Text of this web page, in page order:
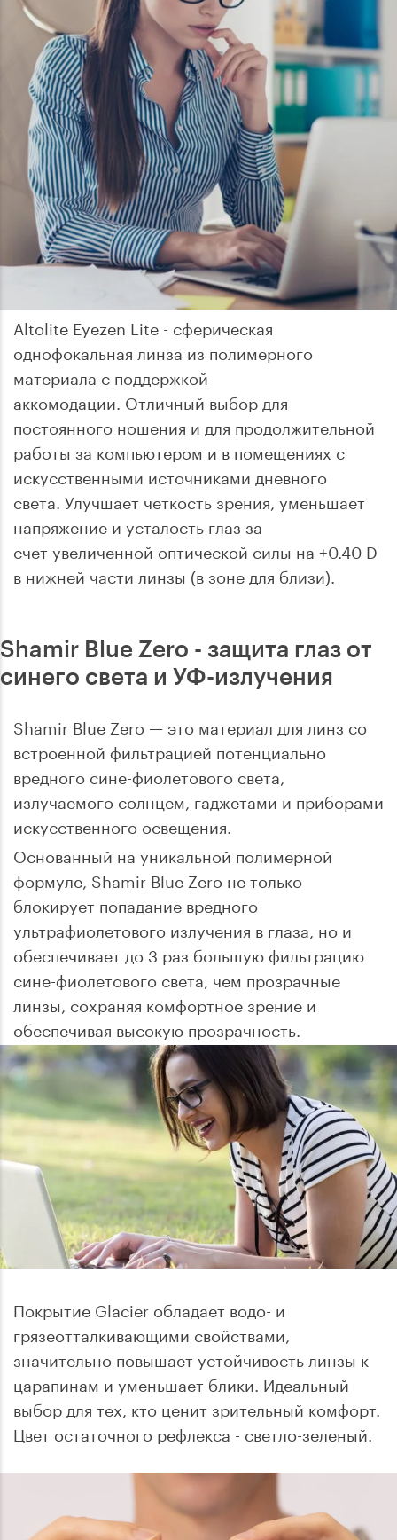
Altolite Eyezen Lite - сферическая
однофокальная линза из полимерного
материала с поддержкой
аккомодации. Отличный выбор для
постоянного ношения и для продолжительной
работы за компьютером и в помещениях с
искусственными источниками дневного
света. Улучшает четкость зрения, уменьшает
напряжение и усталость глаз за
счет увеличенной оптической силы на +0.40 D
в нижней части линзы (в зоне для близи).
Shamir Blue Zero - защита глаз от
синего света и УФ-излучения
Shamir Blue Zero — это материал для линз со
встроенной фильтрацией потенциально
вредного сине-фиолетового света,
излучаемого солнцем, гаджетами и приборами
искусственного освещения.
Основанный на уникальной полимерной
формуле, Shamir Blue Zero не только
блокирует попадание вредного
ультрафиолетового излучения в глаза, но и
обеспечивает до 3 раз большую фильтрацию
сине-фиолетового света, чем прозрачные
линзы, сохраняя комфортное зрение и
обеспечивая высокую прозрачность.
Покрытие Glacier обладает водо- и
грязеотталкивающими свойствами,
значительно повышает устойчивость линзы к
царапинам и уменьшает блики. Идеальный
выбор для тех, кто ценит зрительный комфорт.
Цвет остаточного рефлекса - светло-зеленый.